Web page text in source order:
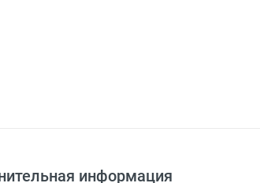
информация